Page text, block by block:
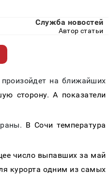
Служба новостей
Автор статьи
на ближайших
сторону. А показатели
В Сочи температура
число выпавших за май
курорта одним из самых